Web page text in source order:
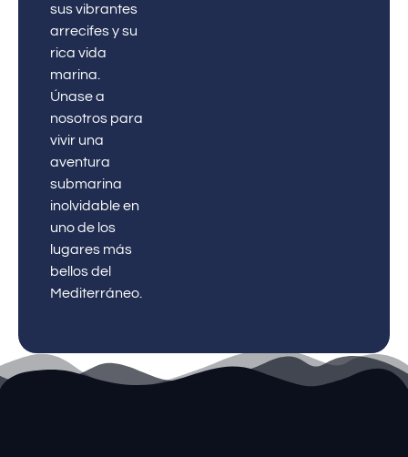
sus vibrantes
arrecifes y su
rica vida
marina.
Únase a
nosotros para
vivir una
aventura
submarina
inolvidable en
uno de los
lugares más
bellos del
Mediterráneo.